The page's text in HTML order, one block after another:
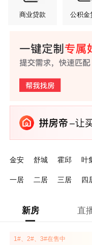
商业贷款 公积金
金安 舒城 霍邱 叶
一居 二居 三居 四
新房 直
1#、2#、3#在售中